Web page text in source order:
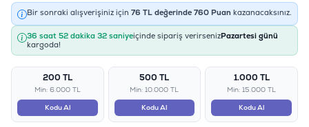
Bir sonraki alışverişiniz için 76 TL değerinde 760 Puan kazanacaksınız.
36 saat 52 dakika 31 saniyeiçinde sipariş verirsenizPazartesi günü
kargoda!
200 TL
Min: 6.000 TL
Kodu Al
500 TL
Min: 10.000 TL
Kodu Al
1.000 TL
Min: 15.000 TL
Kodu Al